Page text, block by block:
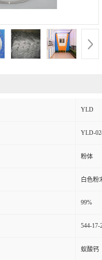
YLD
YLD-
粉体
白色粉
99%
544-17-
蚁酸钙